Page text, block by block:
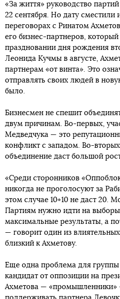
«За життя» руководство
22 сентября. Но дату сместили
переговорах с Ринатом
его бизнес-партнеров,
праздновании дня рождения
Леонида Кучмы в августе,
партнерам «от винта». Это
отправлять своих людей в
было.
Бизнесмен не спешит
двум причинам. Во-первых,
Медведчука — это
конфликт с западом. Во-
объединение даст большой
«Среди сторонников
никогда не проголосуют за
этом случае 10+10 не даст 20.
Партиям нужно идти на выборы
максимальные результаты, а
— говорит один из
близкий к Ахметову.
Еще одна проблема для
кандидат от оппозиции на
Ахметова — «промышленники»